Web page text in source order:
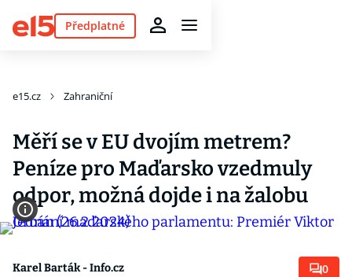
Předplatné
e15.cz Zahraniční
Měří se v EU dvojím metrem?
Peníze pro Maďarsko vzedmuly
odpor, možná dojde i na žalobu
Karel Barták - Info.cz 0